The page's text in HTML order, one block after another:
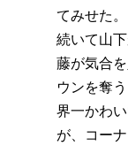
てみせた
続いて山
藤が気合
ウンを奪
界一かわ
が、コー